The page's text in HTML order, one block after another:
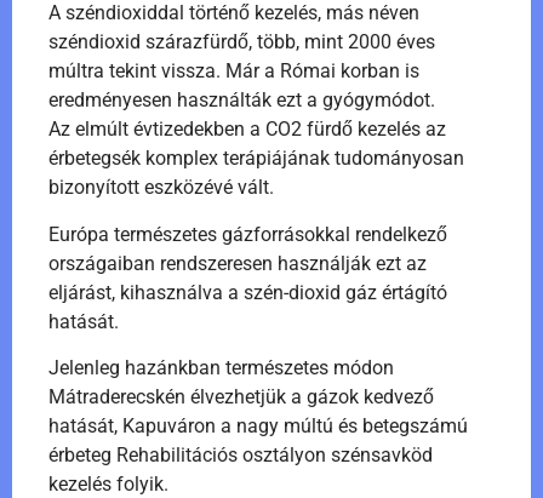
A széndioxiddal történő kezelés, más néven
széndioxid szárazfürdő, több, mint 2000 éves
múltra tekint vissza. Már a Római korban is
eredményesen használták ezt a gyógymódot.
Az elmúlt évtizedekben a CO2 fürdő kezelés az
érbetegsék komplex terápiájának tudományosan
bizonyított eszközévé vált.
Európa természetes gázforrásokkal rendelkező
országaiban rendszeresen használják ezt az
eljárást, kihasználva a szén-dioxid gáz értágító
hatását.
Jelenleg hazánkban természetes módon
Mátraderecskén élvezhetjük a gázok kedvező
hatását, Kapuváron a nagy múltú és betegszámú
érbeteg Rehabilitációs osztályon szénsavköd
kezelés folyik.